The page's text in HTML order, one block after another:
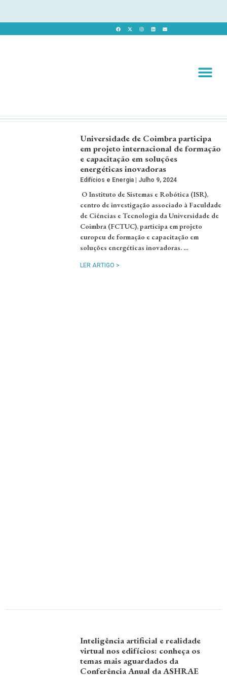
Universidade de Coimbra participa
em projeto internacional de formação
e capacitação em soluções
energéticas inovadoras
Edifícios e Energia Julho 9, 2024
O Instituto de Sistemas e Robótica (ISR),
centro de investigação associado à Faculdade
de Ciências e Tecnologia da Universidade de
Coimbra (FCTUC), participa em projeto
europeu de formação e capacitação em
soluções energéticas inovadoras. …
LER ARTIGO >
Inteligência artificial e realidade
virtual nos edifícios: conheça os
temas mais aguardados da
Conferência Anual da ASHRAE